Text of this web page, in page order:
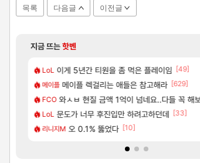
목록 다음글 이전글
지금 뜨는핫벤
LoL 이게 5년간 티원을 좀 먹은 플레이임 [49]
메이플 메이플 렉걸리는 애들은 참고해라 [629]
FCO 와ㅅㅂ 현질 금액 1억이 넘네요..다들 꼭 해보십
LoL 문도가 너무 후진입만 하려고하던데 [33]
리니지M 오 0.1% 뚫었다 [10]
PV 비스트 오브 리인카네이션 오픈 트레일러
아스오라 「에린」 컨셉 포스터 공개
여행 7년만에 가족여행을 다녀왔습니다. [1]
비스트 쿠를 먼저 보내서 기습하는 법
리싱크드 리싱크드 1.06 패치노트 (8/5)